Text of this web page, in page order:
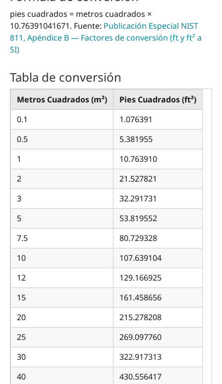
pies cuadrados = metros cuadrados ×
10.76391041671. Fuente: Publicación Especial NIST
811, Apéndice B — Factores de conversión (ft y ft² a
SI)
Tabla de conversión
Metros Cuadrados (m²)
Pies Cuadrados (ft²)
0.1
1.076391
0.5
5.381955
1
10.763910
2
21.527821
3
32.291731
5
53.819552
7.5
80.729328
10
107.639104
12
129.166925
15
161.458656
20
215.278208
25
269.097760
30
322.917313
40
430.556417